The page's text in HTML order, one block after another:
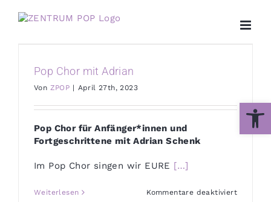
Inhalt
Pop Chor mit Adrian
Von ZPOP | April 27th, 2023
Pop Chor für Anfänger*innen und
Fortgeschrittene mit Adrian Schenk
Im Pop Chor singen wir EURE […]
Weiterlesen Kommentare deaktiviertfür